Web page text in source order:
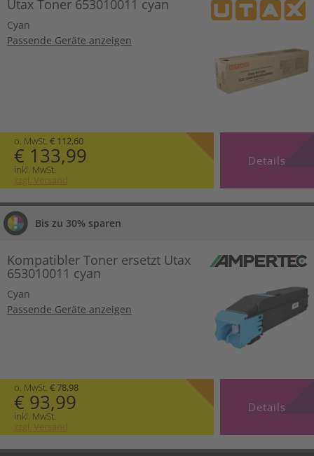
Utax Toner 653010011 cyan
Cyan
Passende Geräte anzeigen
o. MwSt. € 112,60
€ 133,99
inkl. MwSt.
zzgl. Versand
Details
Bis zu 30% sparen
Kompatibler Toner ersetzt Utax
653010011 cyan
Cyan
Passende Geräte anzeigen
o. MwSt. € 78,98
€ 93,99
inkl. MwSt.
zzgl. Versand
Details